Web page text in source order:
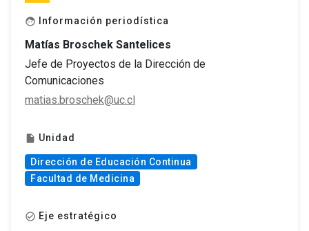
face Información periodística
Matías Broschek Santelices
Jefe de Proyectos de la Dirección de
Comunicaciones
matias.broschek@uc.cl
insert_drive_file Unidad
Dirección de Educación Continua
Facultad de Medicina
check_circle_outline Eje estratégico